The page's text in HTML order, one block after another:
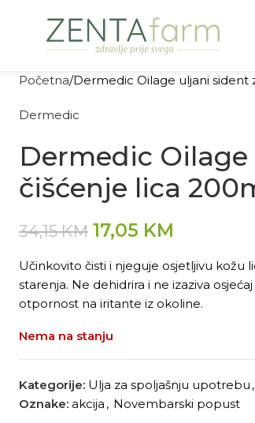
Početna Dermedic Oilage uljani sident
Dermedic
Dermedic
čišćenje lica
34,15KM 17,05 KM
Učinkovito čisti i njeguje osjetljivu kožu
starenja. Ne dehidrira i ne izaziva
otpornost na iritante iz okoline.
Nema na stanju
Kategorije: Ulja za spoljašnju upotrebu ,
Oznake: akcija , Novembarski popust